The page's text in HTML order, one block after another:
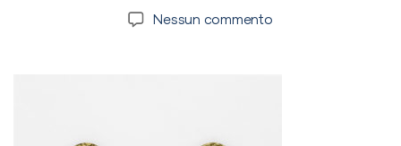
articolo
dell'articolo
Nessun commentosu